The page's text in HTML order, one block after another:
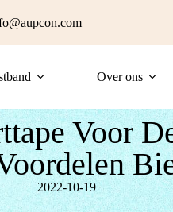
Over ons
Voor
2022-10-19